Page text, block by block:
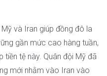
và Iran giúp đồng đô la
gần mức cao hàng tuần,
tệ này. Quân đội Mỹ đã
mới nhằm vào Iran vào